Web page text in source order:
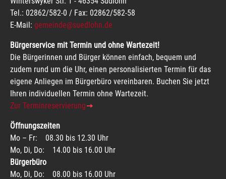
Tel.: 02862/582-0 / Fax: 02862/582-58
E-Mail: gemeinde@suedlohn.de
Bürgerservice mit Termin und ohne Wartezeit!
Die Bürgerinnen und Bürger können einfach, bequem und
zudem rund um die Uhr, einen personalisierten Termin für das
eigene Anliegen im Bürgerbüro vereinbaren. Buchen Sie jetzt
Ihren individuellen Termin ohne Wartezeit.
Zur Terminreservierung
Öffnungszeiten
Mo – Fr: 08.30 bis 12.30 Uhr
Mo, Di, Do: 14.00 bis 16.00 Uhr
Bürgerbüro
Mo, Di, Do: 08.00 bis 16.00 Uhr